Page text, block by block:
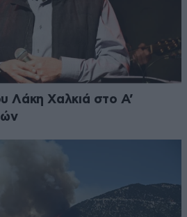
Λάκη Χαλκιά στο Α’